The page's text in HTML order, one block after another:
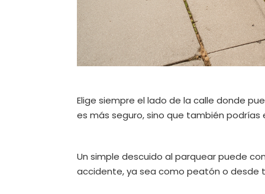
Elige siempre el lado de la calle donde
es más seguro, sino que también
Un simple descuido al parquear puede
accidente, ya sea como peatón o desde